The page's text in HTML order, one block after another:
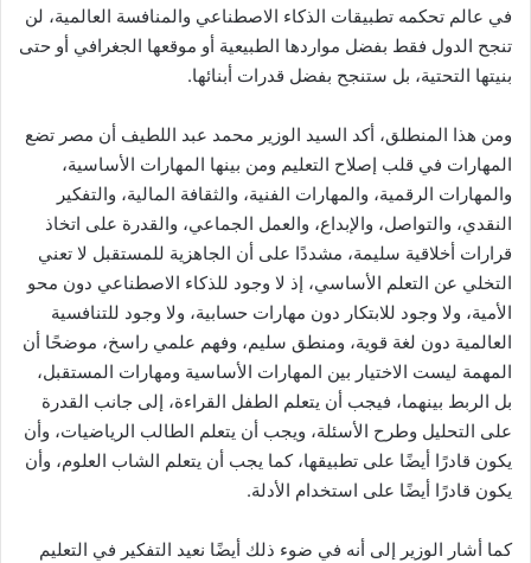
في عالم تحكمه تطبيقات الذكاء الاصطناعي والمنافسة العالمية، لن
تنجح الدول فقط بفضل مواردها الطبيعية أو موقعها الجغرافي أو حتى
بنيتها التحتية، بل ستنجح بفضل قدرات أبنائها.
ومن هذا المنطلق، أكد السيد الوزير محمد عبد اللطيف أن مصر تضع
المهارات في قلب إصلاح التعليم ومن بينها المهارات الأساسية،
والمهارات الرقمية، والمهارات الفنية، والثقافة المالية، والتفكير
النقدي، والتواصل، والإبداع، والعمل الجماعي، والقدرة على اتخاذ
قرارات أخلاقية سليمة، مشددًا على أن الجاهزية للمستقبل لا تعني
التخلي عن التعلم الأساسي، إذ لا وجود للذكاء الاصطناعي دون محو
الأمية، ولا وجود للابتكار دون مهارات حسابية، ولا وجود للتنافسية
العالمية دون لغة قوية، ومنطق سليم، وفهم علمي راسخ، موضحًا أن
المهمة ليست الاختيار بين المهارات الأساسية ومهارات المستقبل،
بل الربط بينهما، فيجب أن يتعلم الطفل القراءة، إلى جانب القدرة
على التحليل وطرح الأسئلة، ويجب أن يتعلم الطالب الرياضيات، وأن
يكون قادرًا أيضًا على تطبيقها، كما يجب أن يتعلم الشاب العلوم، وأن
يكون قادرًا أيضًا على استخدام الأدلة.
كما أشار الوزير إلى أنه في ضوء ذلك أيضًا نعيد التفكير في التعليم